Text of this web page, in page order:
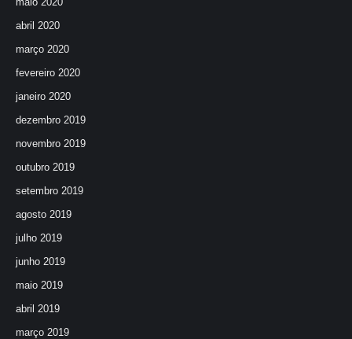
abril 2020
março 2020
fevereiro 2020
janeiro 2020
dezembro 2019
novembro 2019
outubro 2019
setembro 2019
agosto 2019
julho 2019
junho 2019
maio 2019
abril 2019
março 2019